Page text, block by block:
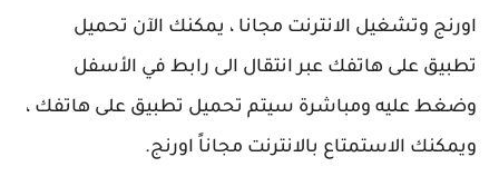
اورنج وتشغيل الانترنت مجانا ، يمكنك الآن تحميل
تطبيق على هاتفك عبر انتقال الى رابط في الأسفل
وضغط عليه ومباشرة سيتم تحميل تطبيق على هاتفك ،
ويمكنك الاستمتاع بالانترنت مجاناً اورنج.